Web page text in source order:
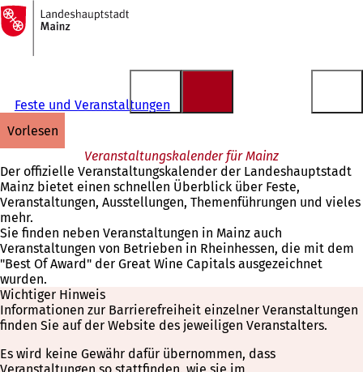
Inhalt anspringen
Zur
Startseite
Feste und Veranstaltungen
vorlesen
Veranstaltungskalender für Mainz
Der offizielle Veranstaltungskalender der Landeshauptstadt
Mainz bietet einen schnellen Überblick über Feste,
Veranstaltungen, Ausstellungen, Themenführungen und vieles
mehr.
Sie finden neben Veranstaltungen in Mainz auch
Veranstaltungen von Betrieben in Rheinhessen, die mit dem
"Best Of Award" der Great Wine Capitals ausgezeichnet
wurden.
Wichtiger Hinweis
Informationen zur Barrierefreiheit einzelner Veranstaltungen
finden Sie auf der Website des jeweiligen Veranstalters.
Es wird keine Gewähr dafür übernommen, dass